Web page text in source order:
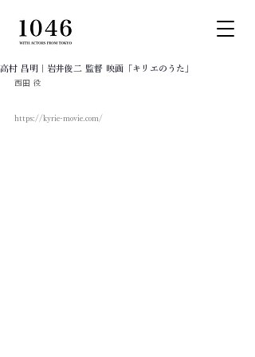
高村 昌明｜岩井俊二 監督 映画「キリエのうた」
西田 役
https://kyrie-movie.com/